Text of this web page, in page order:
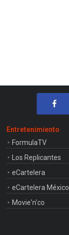
Entretenimiento
FormulaTV
Los Replicantes
eCartelera
eCartelera México
Movie'n'co